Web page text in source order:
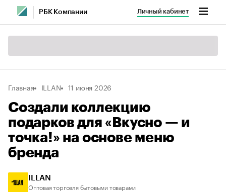
РБК Компании Личный кабинет
Главная ILLAN 11 июня 2026
Создали коллекцию
подарков для «Вкусно — и
точка!» на основе меню
бренда
ILLAN
Оптовая торговля бытовыми товарами